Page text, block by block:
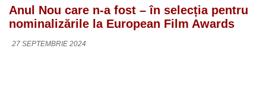
Anul Nou care n-a fost – în selecția pentru
nominalizările la European Film Awards
27 SEPTEMBRIE 2024